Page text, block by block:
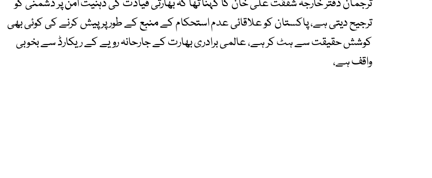
ترجمان دفتر خارجہ شفقت علی خان کا کہنا تھا کہ بھارتی قیادت کی ذہنیت امن پر دشمنی کو
ترجیح دیتی ہے، پاکستان کو علاقائی عدم استحکام کے منبع کے طور پر پیش کرنے کی کوئی بھی
کوشش حقیقت سے ہٹ کر ہے، عالمی برادری بھارت کے جارحانہ رویے کے ریکارڈ سے بخوبی
واقف ہے،